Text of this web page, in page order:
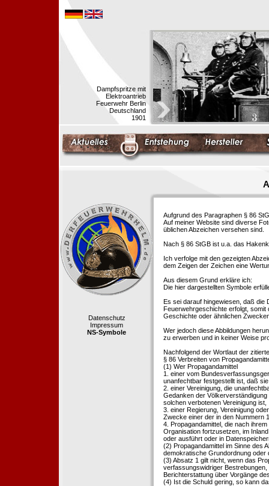
Dampfspritze mit
Elektroantrieb
Feuerwehr Berlin
Deutschland
1901
Datenschutz
Impressum
NS-Symbole
Aufgrund des Paragraphen § 86
Auf meiner Website sind diverse
üblichen Abzeichen versehen sind.
Nach § 86 StGB ist u.a. das
Ich verfolge mit den gezeigten
dem Zeigen der Zeichen eine
Aus diesem Grund erkläre ich:
Die hier dargestellten Symbole
Es sei darauf hingewiesen, daß die
Feuerwehrgeschichte erfolgt,
Geschichte oder ähnlichen
Wer jedoch diese Abbildungen
zu erwerben und in keiner Weise
Nachfolgend der Wortlaut der
§ 86 Verbreiten von
(1) Wer Propagandamittel
1. einer vom
unanfechtbar festgestellt ist, daß
2. einer Vereinigung, die
Gedanken der
solchen verbotenen Vereinigung ist,
3. einer Regierung, Vereinigung
Zwecke einer der in den Nummern
4. Propagandamittel, die nach
Organisation fortzusetzen, im
oder ausführt oder in
(2) Propagandamittel im Sinne des
demokratische Grundordnung oder
(3) Absatz 1 gilt nicht, wenn das
verfassungswidriger
Berichterstattung über Vorgänge
(4) Ist die Schuld gering, so kann